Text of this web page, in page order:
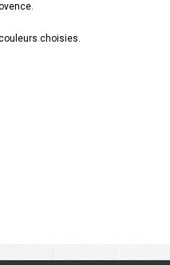
choisies.